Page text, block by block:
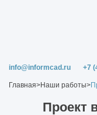
info@informcad.ru +7
Главная>Наши работы>
Проект